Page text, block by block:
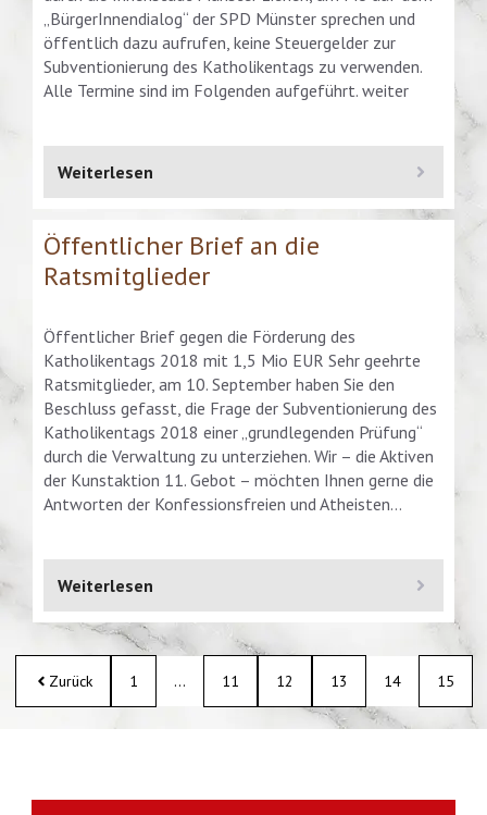
„BürgerInnendialog“ der SPD Münster sprechen und
öffentlich dazu aufrufen, keine Steuergelder zur
Subventionierung des Katholikentags zu verwenden.
Alle Termine sind im Folgenden aufgeführt. weiter
Weiterlesen
Öffentlicher Brief an die
Ratsmitglieder
Öffentlicher Brief gegen die Förderung des
Katholikentags 2018 mit 1,5 Mio EUR Sehr geehrte
Ratsmitglieder, am 10. September haben Sie den
Beschluss gefasst, die Frage der Subventionierung des
Katholikentags 2018 einer „grundlegenden Prüfung“
durch die Verwaltung zu unterziehen. Wir – die Aktiven
der Kunstaktion 11. Gebot – möchten Ihnen gerne die
Antworten der Konfessionsfreien und Atheisten…
Weiterlesen
Zurück 1 … 11 12 13 14 15